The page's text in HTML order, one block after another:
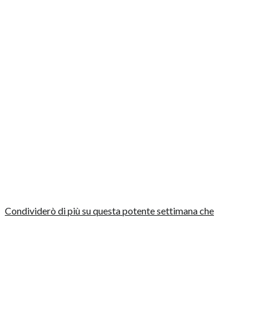
Condividerò di più su questa potente settimana che